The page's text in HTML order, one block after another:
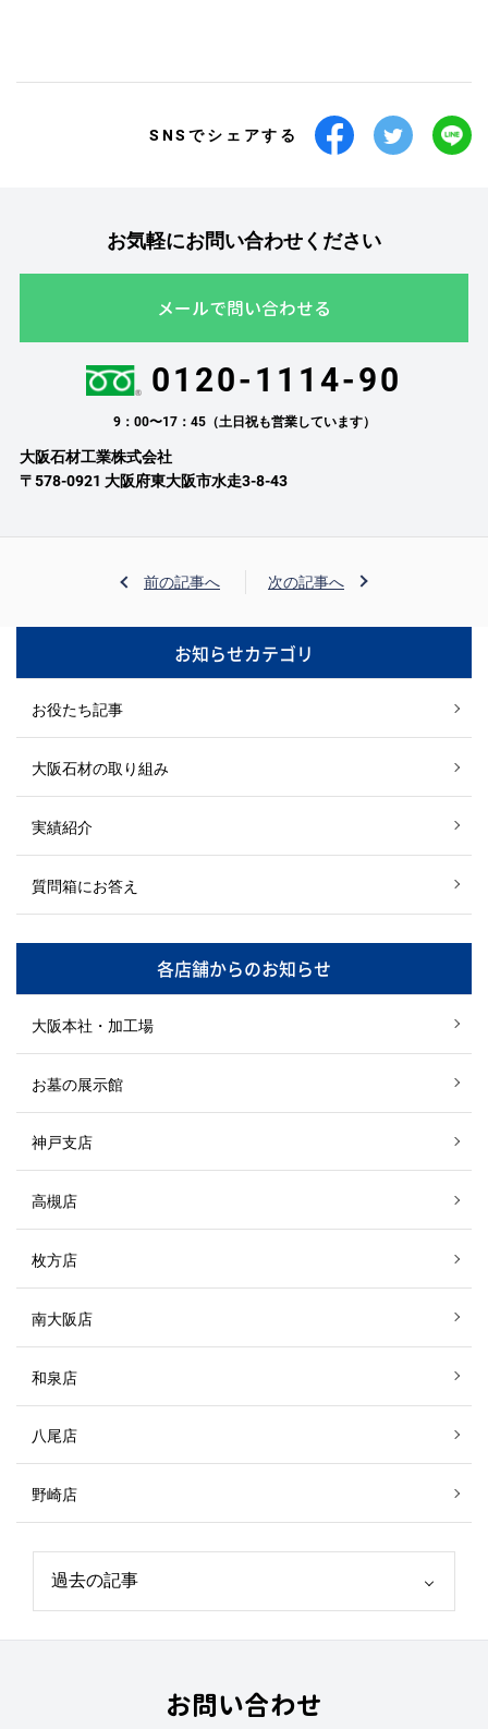
SNSでシェアする
お気軽にお問い合わせください
メールで問い合わせる
0120-1114-90
9：00〜17：45（土日祝も営業しています）
大阪石材工業株式会社
〒578-0921 大阪府東大阪市水走3-8-43
前の記事へ 次の記事へ
お知らせカテゴリ
お役たち記事
大阪石材の取り組み
実績紹介
質問箱にお答え
各店舗からのお知らせ
大阪本社・加工場
お墓の展示館
神戸支店
高槻店
枚方店
南大阪店
和泉店
八尾店
野崎店
お問い合わせ